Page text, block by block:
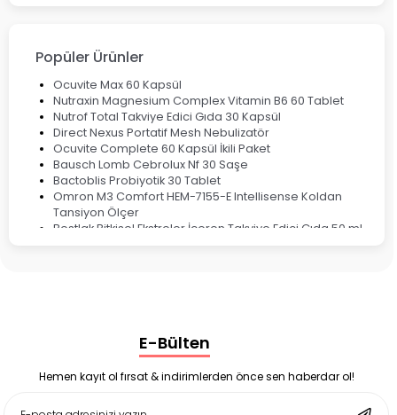
Popüler Ürünler
Ocuvite Max 60 Kapsül
Nutraxin Magnesium Complex Vitamin B6 60 Tablet
Nutrof Total Takviye Edici Gıda 30 Kapsül
Direct Nexus Portatif Mesh Nebulizatör
Ocuvite Complete 60 Kapsül İkili Paket
Bausch Lomb Cebrolux Nf 30 Saşe
Bactoblis Probiyotik 30 Tablet
Omron M3 Comfort HEM-7155-E Intellisense Koldan
Tansiyon Ölçer
Bestlak Bitkisel Ekstreler İçeren Takviye Edici Gıda 50 ml
Enterogermina Family 5 ml 20 Flakon
Deep Flex Stres Azaltıcı ve Enerji Dengeleyici Topraklama
Matı Set 40x60 cm
Deep Flex Stres Azaltıcı ve Enerji Dengeleyici Topraklama
E-Bülten
Hemen kayıt ol fırsat & indirimlerden önce sen haberdar ol!